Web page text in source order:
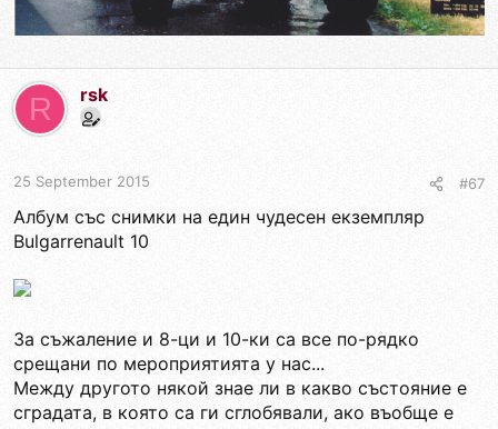
R rsk
25 September 2015 #67
Албум със снимки на един чудесен екземпляр
Bulgarrenault 10
За съжаление и 8-ци и 10-ки са все по-рядко
срещани по мероприятията у нас...
Между другото някой знае ли в какво състояние е
сградата, в която са ги сглобявали, ако въобще е